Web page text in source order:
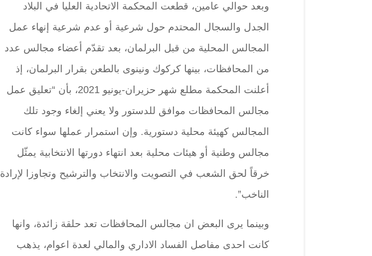
وبعد حوالي عامين، قطعت المحكمة الاتحادية العليا في البلاد
الجدل والسجال المحتدم حول شرعية أو عدم شرعية إنهاء عمل
المجالس المحلية من قبل البرلمان، بعد تقدّم أعضاء مجالس عدد
من المحافظات، بينها كركوك ونينوى بالطعن بقرار البرلمان، إذ
أعلنت المحكمة مطلع شهر حزيران-يونيو 2021، بأن “تعليق عمل
مجالس المحافظات موافق للدستور ولا يعني إلغاء وجود تلك
المجالس كهيئة محلية دستورية. وإن استمرار عملها سواء كانت
مجالس وطنية أو هيئات محلية بعد انتهاء دورتها الانتخابية يمثّل
خرقاً لحق الشعب في التصويت والانتخاب والترشيح وتجاوزا لإرادة
الناخب”.
وبينما يرى البعض ان مجالس المحافظات تعد حلقة زائدة، وانها
كانت احدى مفاصل الفساد الاداري والمالي لعدة اعوام، يذهب